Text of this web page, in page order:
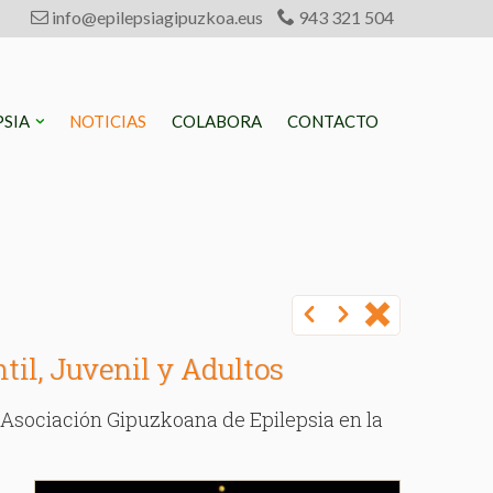
info@epilepsiagipuzkoa.eus 943 321 504
NOTICIAS COLABORA CONTACTO
Juvenil y Adultos
Gipuzkoana de Epilepsia en la